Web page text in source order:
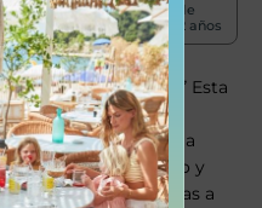
Garantía de
producto de 2 años
de tu pequeño. “” Esta
fácilmente en el
Así se puede fijar la
Con termómetro y
Muy estable gracias a